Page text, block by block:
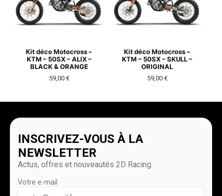
Kit déco Motocross –
KTM – 50SX – ALIX –
BLACK & ORANGE
59,00 €
Kit déco Motocross –
KTM – 50SX – SKULL –
ORIGINAL
59,00 €
INSCRIVEZ-VOUS À LA
NEWSLETTER
Actus, offres et nouveautés 2D Racing.
Votre e-mail